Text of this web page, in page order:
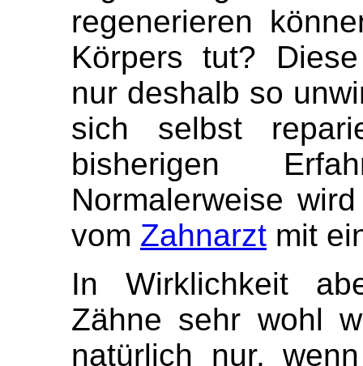
regenerieren
Körpers tut?
nur deshalb so
sich selbst
bisherigen
Normalerweise
vom Zahnarzt mit
In Wirklichkeit
Zähne sehr wohl
natürlich nur,